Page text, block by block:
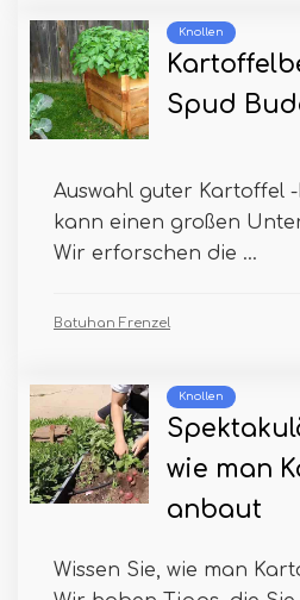
Knollen
Spud
Auswahl guter Kartoffel
kann einen großen
Wir erforschen die ...
Batuhan Frenzel
Knollen
wie man
anbaut
Wissen Sie, wie man